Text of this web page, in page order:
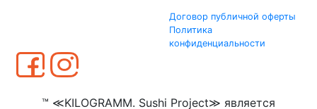
Договор публичной оферты
Политика
конфиденциальности
™ ≪KILOGRAMM. Sushi Project≫ является